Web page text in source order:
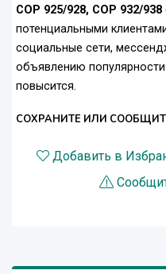
COP 925/928, COP 932/938
потенциальными
социальные сети,
объявлению
повысится.
СОХРАНИТЕ ИЛИ
Добавить в